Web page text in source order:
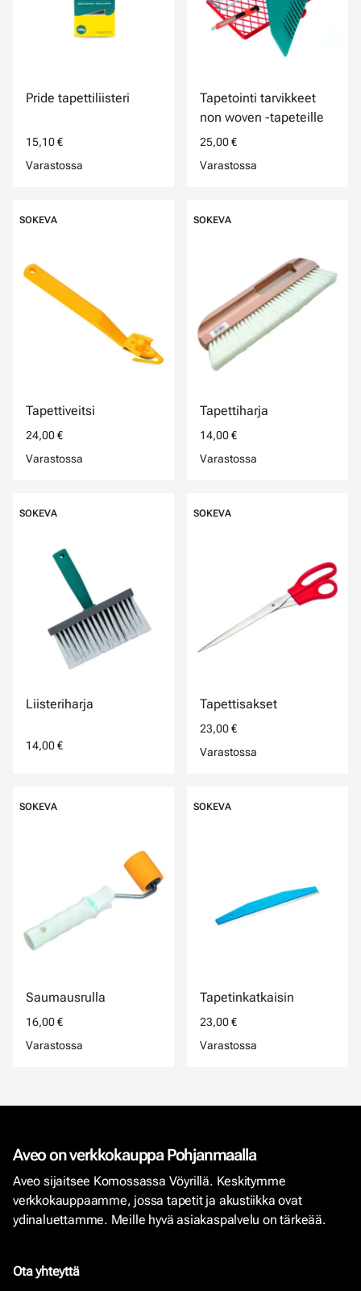
Pride tapettiliisteri
15,10 €
Varastossa
Tapetointi tarvikkeet
non woven -tapeteille
25,00 €
Varastossa
SOKEVA
Tapettiveitsi
24,00 €
Varastossa
SOKEVA
Tapettiharja
14,00 €
Varastossa
SOKEVA
Liisteriharja
14,00 €
SOKEVA
Tapettisakset
23,00 €
Varastossa
SOKEVA
Saumausrulla
16,00 €
Varastossa
SOKEVA
Tapetinkatkaisin
23,00 €
Varastossa
Aveo on verkkokauppa Pohjanmaalla
Aveo sijaitsee Komossassa Vöyrillä. Keskitymme
verkkokauppaamme, jossa tapetit ja akustiikka ovat
ydinaluettamme. Meille hyvä asiakaspalvelu on tärkeää.
Ota yhteyttä